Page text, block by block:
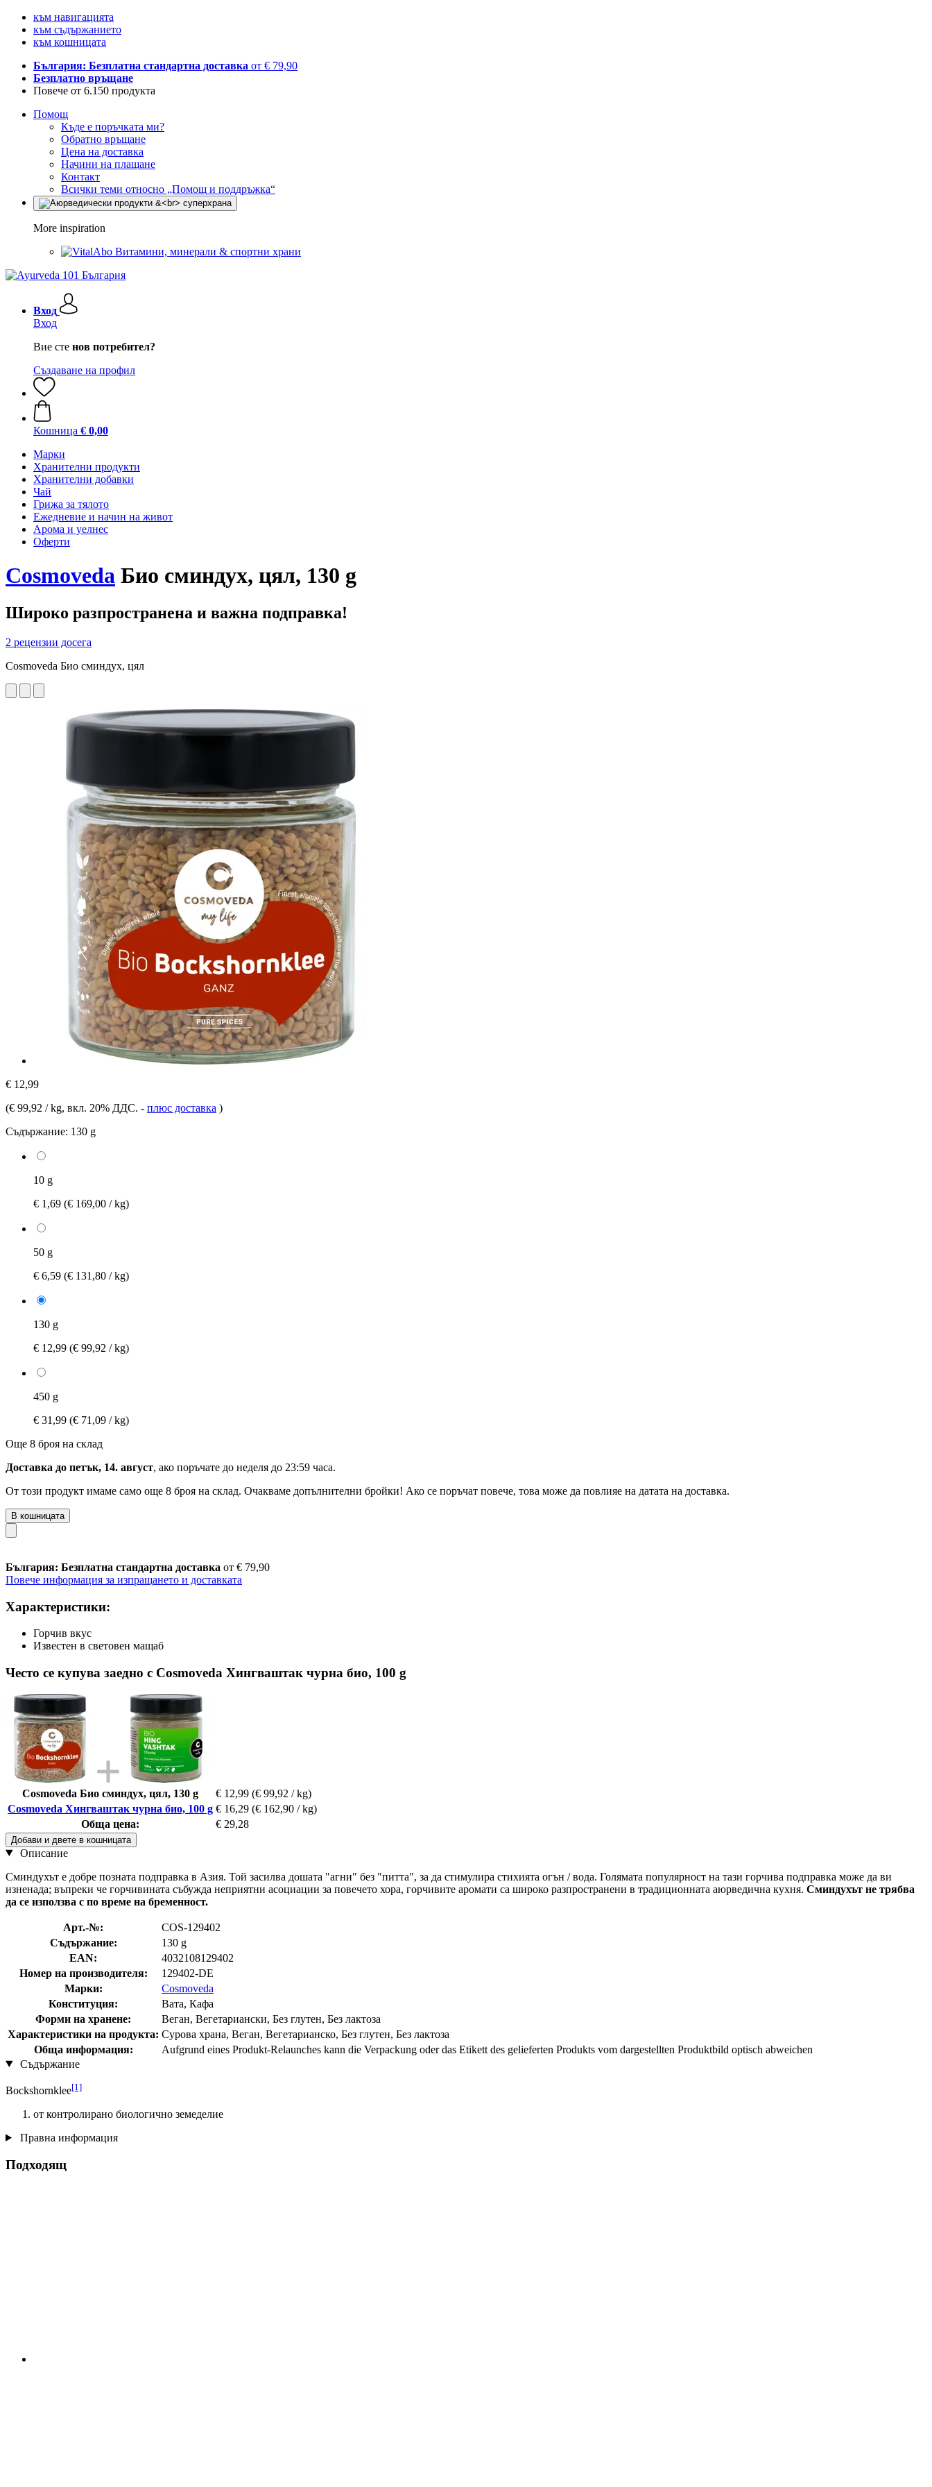
към навигацията
към съдържанието
към кошницата
България: Безплатна стандартна доставка от € 79,90
Безплатно връщане
Повече от 6.150 продукта
Помощ
Къде е поръчката ми?
Обратно връщане
Цена на доставка
Начини на плащане
Контакт
Всички теми относно „Помощ и поддръжка“
More inspiration
Витамини, минерали & спортни храни
Вход
Вход
Вие сте нов потребител?
Създаване на профил
Кошница € 0,00
Марки
Хранителни продукти
Хранителни добавки
Чай
Грижа за тялото
Ежедневие и начин на живот
Арома и уелнес
Оферти
Cosmoveda Био сминдух, цял, 130 g
Широко разпространена и важна подправка!
2 рецензии досега
Cosmoveda Био сминдух, цял
€ 12,99
(€ 99,92 / kg, вкл. 20% ДДС. - плюс доставка )
Съдържание: 130 g
10 g
€ 1,69 (€ 169,00 / kg)
50 g
€ 6,59 (€ 131,80 / kg)
130 g
€ 12,99 (€ 99,92 / kg)
450 g
€ 31,99 (€ 71,09 / kg)
Още 8 броя на склад
Доставка до петък, 14. август, ако поръчате до неделя до 23:59 часа.
От този продукт имаме само още 8 броя на склад. Очакваме допълнителни бройки! Ако се поръчат повече, това може да повлияе на датата на доставка.
В кошницата
България: Безплатна стандартна доставка от € 79,90
Повече информация за изпращането и доставката
Характеристики:
Горчив вкус
Известен в световен мащаб
Често се купува заедно с Cosmoveda Хингваштак чурна био, 100 g
Cosmoveda Био сминдух, цял, 130 g € 12,99 (€ 99,92 / kg)
Cosmoveda Хингваштак чурна био, 100 g € 16,29 (€ 162,90 / kg)
Обща цена:
€ 29,28
Добави и двете в кошницата
Описание
Сминдухът е добре позната подправка в Азия. Той засилва дошата "агни" без "питта", за да стимулира стихията огън / вода. Голямата популярност на тази горчива подправка може да ви
изненада; въпреки че горчивината събужда неприятни асоциации за повечето хора, горчивите аромати са широко разпространени в традиционната аюрведична кухня. Сминдухът не трябва
да се използва с по време на бременност.
Арт.-№:
COS-129402
Съдържание:
130 g
EAN:
4032108129402
Номер на производителя:
129402-DE
Марки:
Cosmoveda
Конституция:
Вата, Кафа
Форми на хранене:
Веган, Вегетариански, Без глутен, Без лактоза
Характеристики на продукта: Сурова храна, Веган, Вегетарианско, Без глутен, Без лактоза
Обща информация:
Aufgrund eines Produkt-Relaunches kann die Verpackung oder das Etikett des gelieferten Produkts vom dargestellten Produktbild optisch abweichen
Съдържание
Bockshornklee[1]
от контролирано биологично земеделие
Правна информация
Подходящ